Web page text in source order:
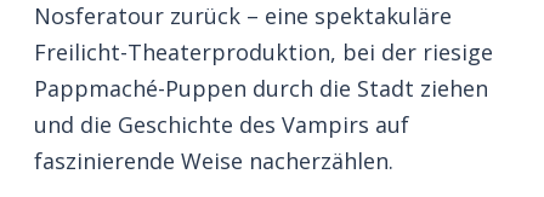
Nosferatour zurück – eine spektakuläre
Freilicht-Theaterproduktion, bei der riesige
Pappmaché-Puppen durch die Stadt ziehen
und die Geschichte des Vampirs auf
faszinierende Weise nacherzählen.